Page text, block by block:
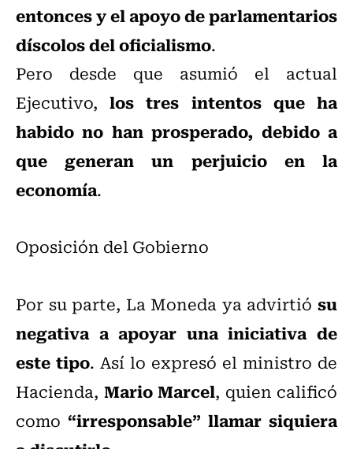
entonces y el apoyo de parlamentarios
díscolos del oficialismo.
Pero desde que asumió el actual
Ejecutivo,los tres intentos que ha
habido no han prosperado, debido a
que generan un perjuicio en la
economía.
Oposición del Gobierno
Por su parte, La Moneda ya advirtió su
negativa a apoyar una iniciativa de
este tipo. Así lo expresó el ministro de
Hacienda, Mario Marcel, quien calificó
como “irresponsable” llamar siquiera